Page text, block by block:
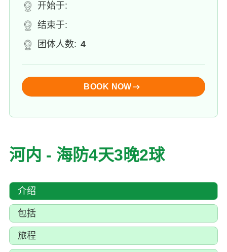
河内 - 海防4天3晚2球
介绍
包括
旅程
开始于:
结束于:
团体人数: 4
BOOK NOW